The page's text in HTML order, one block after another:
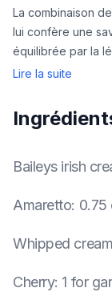
La combinaison
lui confère une
équilibrée par la
Lire la suite
Baileys irish
Amaretto: 0.75
Whipped cream
Cherry: 1 for